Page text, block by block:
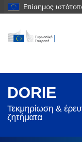
Επίσημος
DORIE
Τεκμηρίωση &
ζητήματα